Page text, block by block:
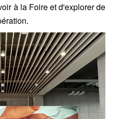
à la Foire et d'explorer de